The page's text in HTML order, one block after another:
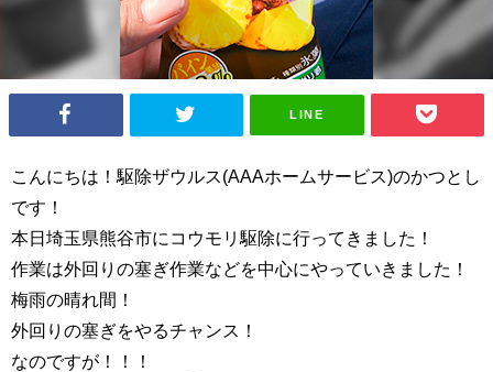
LINE
こんにちは！駆除ザウルス(AAAホームサービス)のかつとし
です！
本日埼玉県熊谷市にコウモリ駆除に行ってきました！
作業は外回りの塞ぎ作業などを中心にやっていきました！
梅雨の晴れ間！
外回りの塞ぎをやるチャンス！
なのですが！！！